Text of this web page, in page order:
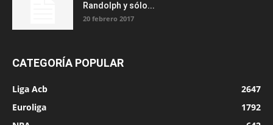
Randolph y sólo...
20 febrero 2017
CATEGORÍA POPULAR
Liga Acb
2647
Euroliga
1792